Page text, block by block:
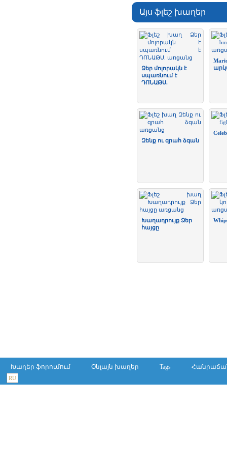
Այս ֆլեշ խաղեր
Ձեր մոլորակն է
սպառնում է
ԴՈՆԱԹՍ.
Զենք ու զրահ ձգան
Խաղադրույք Ձեր
հայցը
Խաղեր ֆորումում Օնլայն խաղեր Tags
RU